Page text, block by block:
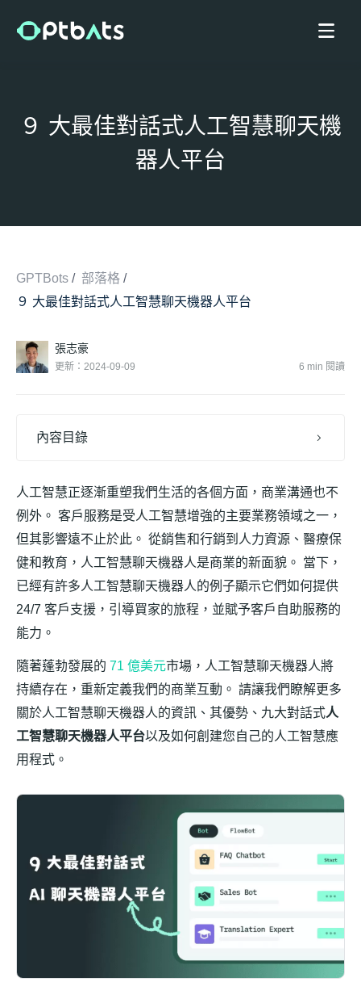
９ 大最佳對話式人工智慧聊天機
器人平台
GPTBots / 部落格 /
９ 大最佳對話式人工智慧聊天機器人平台
張志豪
更新：2024-09-09 6 min 閱讀
內容目錄
人工智慧正逐漸重塑我們生活的各個方面，商業溝通也不
例外。 客戶服務是受人工智慧增強的主要業務領域之一，
但其影響遠不止於此。 從銷售和行銷到人力資源、醫療保
健和教育，人工智慧聊天機器人是商業的新面貌。 當下，
已經有許多人工智慧聊天機器人的例子顯示它們如何提供
24/7 客戶支援，引導買家的旅程，並賦予客戶自助服務的
能力。
隨著蓬勃發展的 71 億美元市場，人工智慧聊天機器人將
持續存在，重新定義我們的商業互動。 請讓我們瞭解更多
關於人工智慧聊天機器人的資訊、其優勢、九大對話式人
工智慧聊天機器人平台以及如何創建您自己的人工智慧應
用程式。